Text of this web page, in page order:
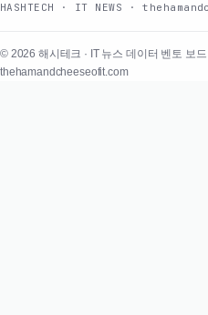
HASHTECH · IT NEWS ·
© 2026 해시테크 · IT 뉴스 데이터 벤토 보
thehamandcheeseofit.com